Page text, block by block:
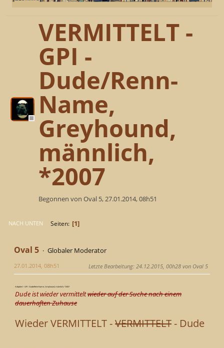
VERMITTELT -
GPI -
Dude/Renn-
Name,
Greyhound,
männlich,
*2007
Begonnen von Oval 5, 27.01.2014, 08h51
NACH UNTEN Seiten 1
Oval 5 Globaler Moderator
27.01.2014, 08h51 Letzte Bearbeitung: 24.12.2015, 00h28 von Oval 5
Adoptiert - GPI - Dude/Renn-Name, Greyhound, männlich, *2007
Dude ist wieder vermitteltwieder auf der Suche nach einem
dauerhaften Zuhause
Wieder VERMITTELT -VERMITTELT- Dude